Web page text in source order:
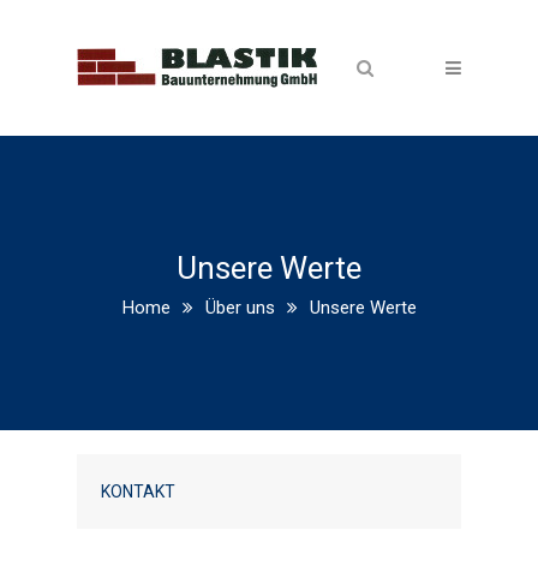
Unsere Werte
Home Über uns Unsere Werte
KONTAKT